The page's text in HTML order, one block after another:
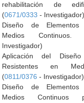
rehabilitación de
(0671/0333 - Investigador)
Diseño de Elementos
Medios Continuos.
Investigador)
Aplicación del
Resistentes en
(0811/0376 - Investigador)
Diseño de Elementos
Medios Continuos